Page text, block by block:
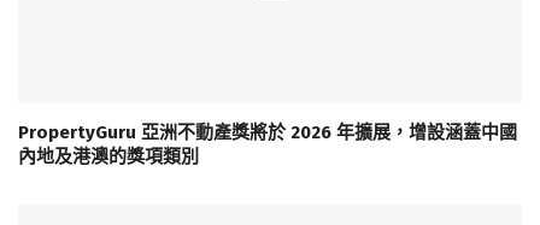
PropertyGuru 亞洲不動產獎將於 2026 年擴展，增設涵蓋中國
內地及港澳的獎項類別